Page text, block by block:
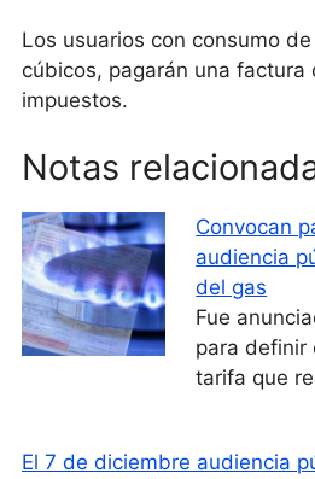
Los usuarios con consumo
cúbicos, pagarán una factura
impuestos.
Notas
Convocan
audiencia
del gas
Fue
para definir
tarifa que
El 7 de diciembre audiencia